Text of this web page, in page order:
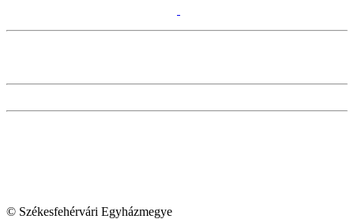
© Székesfehérvári Egyházmegye